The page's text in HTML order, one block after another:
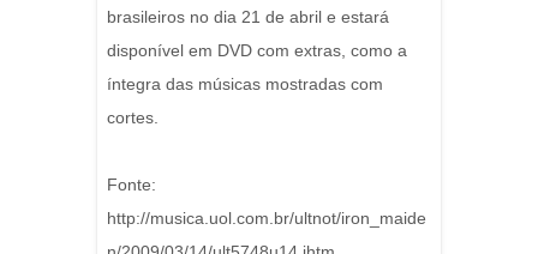
brasileiros no dia 21 de abril e estará
disponível em DVD com extras, como a
íntegra das músicas mostradas com
cortes.
Fonte:
http://musica.uol.com.br/ultnot/iron_maide